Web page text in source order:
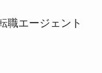
職エージェント